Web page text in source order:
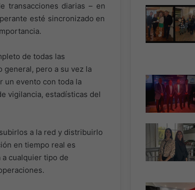
transacciones diarias – en
esté sincronizado en
de todas las
general, pero a su vez la
un evento con toda la
vigilancia, estadísticas del
a la red y distribuirlo
en tiempo real es
cualquier tipo de